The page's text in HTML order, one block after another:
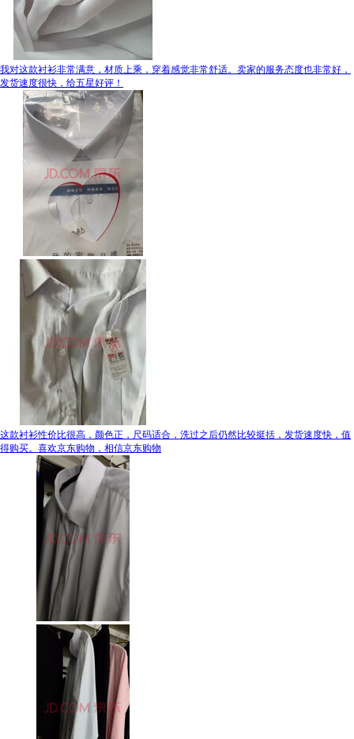
我对这款衬衫非常满意，材质上乘，穿着感觉非常舒适。卖家的服务态度也非常好，
发货速度很快，给五星好评！
这款衬衫性价比很高，颜色正，尺码适合，洗过之后仍然比较挺括，发货速度快，值
得购买。喜欢京东购物，相信京东购物